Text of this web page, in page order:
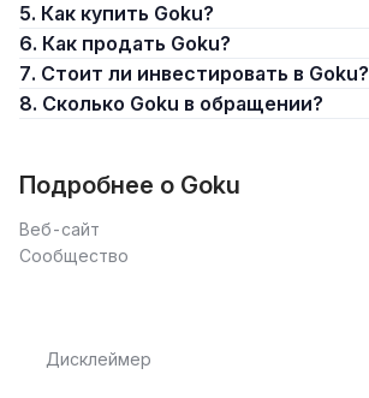
5. Как купить Goku?
6. Как продать Goku?
7. Стоит ли инвестировать в Goku?
8. Сколько Goku в обращении?
Подробнее о Goku
Веб-сайт
Сообщество
Дисклеймер